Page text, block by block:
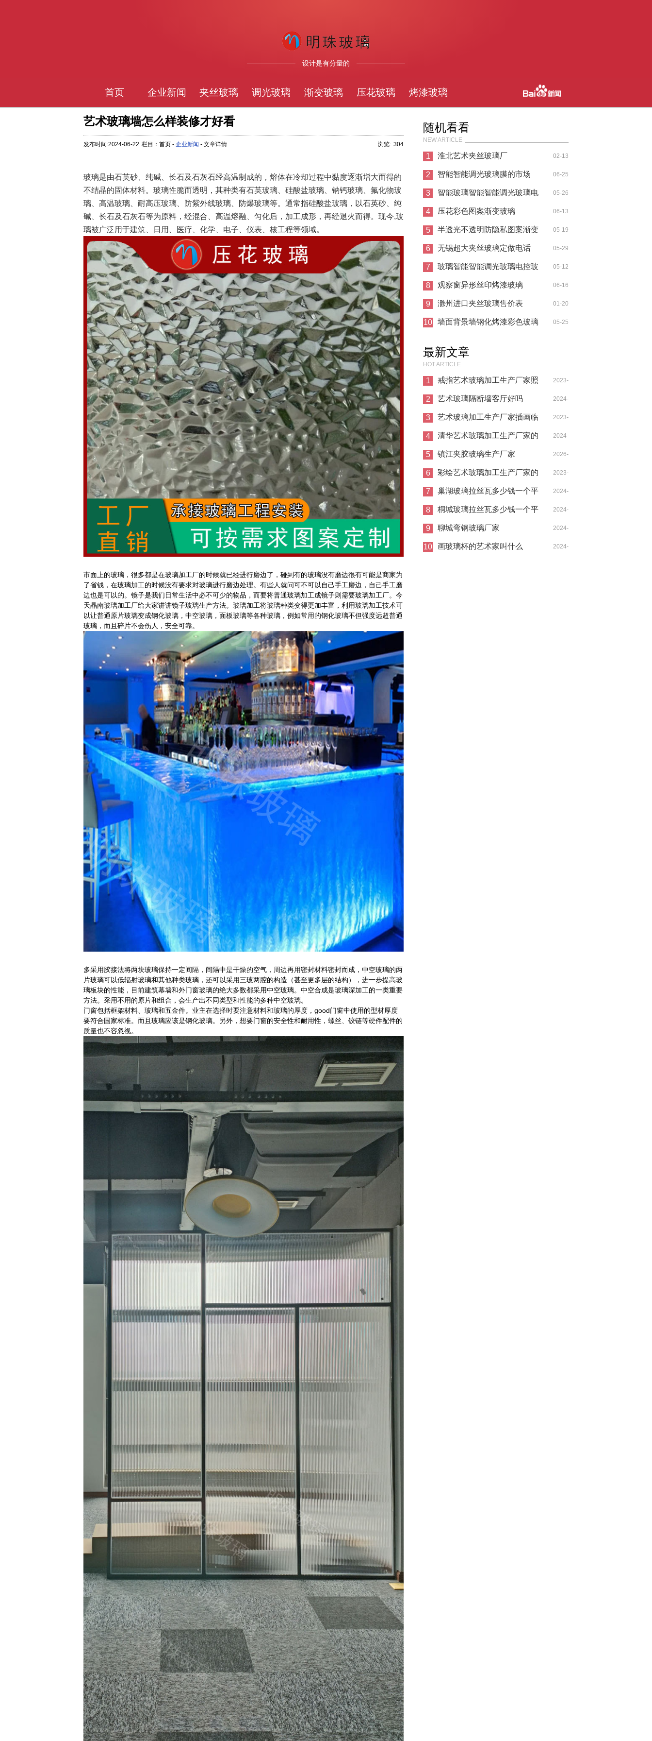
设计是有分量的
首页 企业新闻 夹丝玻璃 调光玻璃 渐变玻璃 压花玻璃 烤漆玻璃
艺术玻璃墙怎么样装修才好看
发布时间:2024-06-22 栏目：首页 - 企业新闻 - 文章详情 浏览: 304
玻璃是由石英砂、纯碱、长石及石灰石经高温制成的，熔体在冷却过程中黏度逐渐增大而得的
不结晶的固体材料。玻璃性脆而透明，其种类有石英玻璃、硅酸盐玻璃、钠钙玻璃、氟化物玻
璃、高温玻璃、耐高压玻璃、防紫外线玻璃、防爆玻璃等。通常指硅酸盐玻璃，以石英砂、纯
碱、长石及石灰石等为原料，经混合、高温熔融、匀化后，加工成形，再经退火而得。现今,玻
璃被广泛用于建筑、日用、医疗、化学、电子、仪表、核工程等领域。
市面上的玻璃，很多都是在玻璃加工厂的时候就已经进行磨边了，碰到有的玻璃没有磨边很有可能是商家为
了省钱，在玻璃加工的时候没有要求对玻璃进行磨边处理。有些人就问可不可以自己手工磨边，自己手工磨
边也是可以的。镜子是我们日常生活中必不可少的物品，而要将普通玻璃加工成镜子则需要玻璃加工厂。今
天晶南玻璃加工厂给大家讲讲镜子玻璃生产方法。玻璃加工将玻璃种类变得更加丰富，利用玻璃加工技术可
以让普通原片玻璃变成钢化玻璃，中空玻璃，面板玻璃等各种玻璃，例如常用的钢化玻璃不但强度远超普通
玻璃，而且碎片不会伤人，安全可靠。
多采用胶接法将两块玻璃保持一定间隔，间隔中是干燥的空气，周边再用密封材料密封而成，中空玻璃的两
片玻璃可以低辐射玻璃和其他种类玻璃，还可以采用三玻两腔的构造（甚至更多层的结构），进一步提高玻
璃板块的性能，目前建筑幕墙和外门窗玻璃的绝大多数都采用中空玻璃。中空合成是玻璃深加工的一类重要
方法。采用不用的原片和组合，会生产出不同类型和性能的多种中空玻璃。
门窗包括框架材料、玻璃和五金件。业主在选择时要注意材料和玻璃的厚度，good门窗中使用的型材厚度
要符合国家标准。而且玻璃应该是钢化玻璃。另外，想要门窗的安全性和耐用性，螺丝、铰链等硬件配件的
质量也不容忽视。
随机看看
NEW ARTICLE
1 淮北艺术夹丝玻璃厂 02-13
2 智能智能调光玻璃膜的市场 06-25
3 智能玻璃智能智能调光玻璃电
控玻璃的作用
05-26
4 压花彩色图案渐变玻璃 06-13
5 半透光不透明防隐私图案渐变
玻璃
05-19
6 无锡超大夹丝玻璃定做电话 05-29
7 玻璃智能智能调光玻璃电控玻
璃控制电源开关原理
05-12
8 观察窗异形丝印烤漆玻璃 06-16
9 滁州进口夹丝玻璃售价表 01-20
10 墙面背景墙钢化烤漆彩色玻璃 05-25
最新文章
HOT ARTICLE
1 戒指艺术玻璃加工生产厂家照
图片女款
2023-
08-31
2 艺术玻璃隔断墙客厅好吗 2024-
05-15
3 艺术玻璃加工生产厂家插画临
摹人物图片
2023-
09-24
4 清华艺术玻璃加工生产厂家的
就业前景
2024-
05-07
5 镇江夹胶玻璃生产厂家 2026-
05-11
6 彩绘艺术玻璃加工生产厂家的
延伸性特点
2023-
06-12
7 巢湖玻璃拉丝瓦多少钱一个平
方
2024-
04-22
8 桐城玻璃拉丝瓦多少钱一个平
方
2024-
07-11
9 聊城弯钢玻璃厂家 2024-
07-26
10 画玻璃杯的艺术家叫什么 2024-